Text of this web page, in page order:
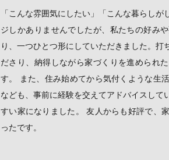
「こんな雰囲気にしたい」「こんな暮らし
ジしかありませんでしたが、私たちの好み
り、一つひとつ形にしていただきました。打
ださり、納得しながら家づくりを進められ
す。 また、住み始めてから気付くような生
なども、事前に経験を交えてアドバイスして
すい家になりました。 友人からも好評で、
ったです。